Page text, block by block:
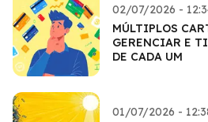
02/07/2026 -
MÚLTIPLOS
GERENCIAR E
DE CADA UM
01/07/2026 -